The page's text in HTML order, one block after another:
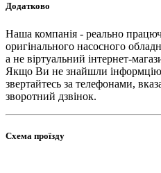
Додатково
Наша компанія - реально
оригінального насосного
а не віртуальний інтернет-
Якщо Ви не знайшли
звертайтесь за телефонами,
зворотний дзвінок.
Схема проїзду